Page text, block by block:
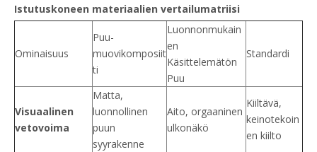
Istutuskoneen materiaalien vertailumatriisi
Ominaisuus
Puu-
muovikomposiit
ti
Luonnonmukain
en
Käsittelemätön
Puu
Standardi
Visuaalinen
vetovoima
Matta,
luonnollinen
puun
syyrakenne
Aito, orgaaninen
ulkonäkö
Kiiltävä,
keinotekoin
en kiilto